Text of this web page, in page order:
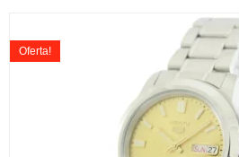
Oferta!